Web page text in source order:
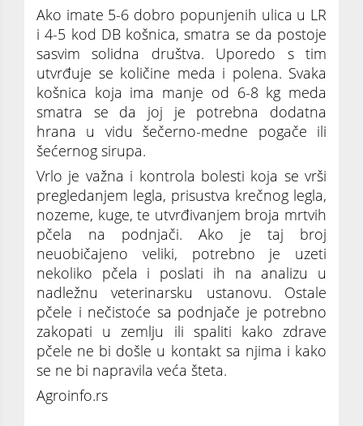
Ako imate 5-6 dobro popunjenih ulica u LR
i 4-5 kod DB košnica, smatra se da postoje
sasvim solidna društva. Uporedo s tim
utvrđuje se količine meda i polena. Svaka
košnica koja ima manje od 6-8 kg meda
smatra se da joj je potrebna dodatna
hrana u vidu šečerno-medne pogače ili
šećernog sirupa.
Vrlo je važna i kontrola bolesti koja se vrši
pregledanjem legla, prisustva krečnog legla,
nozeme, kuge, te utvrđivanjem broja mrtvih
pčela na podnjači. Ako je taj broj
neuobičajeno veliki, potrebno je uzeti
nekoliko pčela i poslati ih na analizu u
nadležnu veterinarsku ustanovu. Ostale
pčele i nečistoće sa podnjače je potrebno
zakopati u zemlju ili spaliti kako zdrave
pčele ne bi došle u kontakt sa njima i kako
se ne bi napravila veća šteta.
Agroinfo.rs